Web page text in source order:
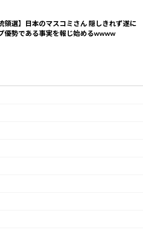
領選】日本のマスコミさん 隠しきれず遂に
優勢である事実を報じ始めるwwww